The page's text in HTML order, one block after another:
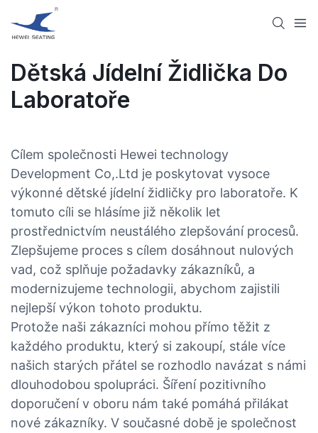
Dětská Jídelní Židlička Do
Laboratoře
Cílem společnosti Hewei technology
Development Co,.Ltd je poskytovat vysoce
výkonné dětské jídelní židličky pro laboratoře. K
tomuto cíli se hlásíme již několik let
prostřednictvím neustálého zlepšování procesů.
Zlepšujeme proces s cílem dosáhnout nulových
vad, což splňuje požadavky zákazníků, a
modernizujeme technologii, abychom zajistili
nejlepší výkon tohoto produktu.
Protože naši zákazníci mohou přímo těžit z
každého produktu, který si zakoupí, stále více
našich starých přátel se rozhodlo navázat s námi
dlouhodobou spolupráci. Šíření pozitivního
doporučení v oboru nám také pomáhá přilákat
nové zákazníky. V současné době je společnost